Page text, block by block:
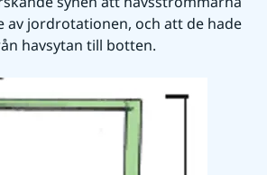
av jordrotationen, och att de hade
havsytan till botten.